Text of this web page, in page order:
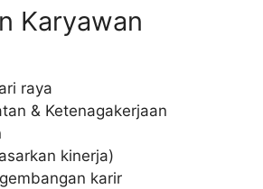
Karyawan
raya
& Ketenagakerjaan
kinerja)
karir